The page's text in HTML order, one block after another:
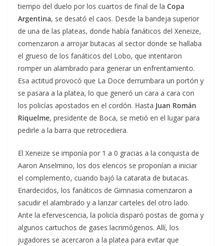
tiempo del duelo por los cuartos de final de la Copa
Argentina, se desató el caos. Desde la bandeja superior
de una de las plateas, donde había fanáticos del Xeneize,
comenzaron a arrojar butacas al sector donde se hallaba
el grueso de los fanáticos del Lobo, que intentaron
romper un alambrado para generar un enfrentamiento.
Esa actitud provocó que La Doce derrumbara un portón y
se pasara a la platea, lo que generó un cara a cara con
los policías apostados en el cordón. Hasta Juan Román
Riquelme, presidente de Boca, se metió en el lugar para
pedirle a la barra que retrocediera.
El Xeneize se imponía por 1 a 0 gracias a la conquista de
Aaron Anselmino, los dos elencos se proponían a iniciar
el complemento, cuando bajó la catarata de butacas.
Enardecidos, los fanáticos de Gimnasia comenzaron a
sacudir el alambrado y a lanzar carteles del otro lado.
Ante la efervescencia, la policía disparó postas de goma y
algunos cartuchos de gases lacrimógenos. Allí, los
jugadores se acercaron a la platea para evitar que